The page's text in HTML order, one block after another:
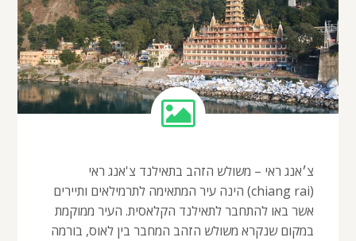
צ׳אנג ראי – משולש הזהב בתאילנד צ'אנג ראי
(chiang rai) הינה עיר המתאימה לתרמילאים ותיירים
אשר באו להתחבר לתאילנד הקלאסית. העיר ממוקמת
במקום שנקרא משולש הזהב המחבר בין לאוס, בורמה